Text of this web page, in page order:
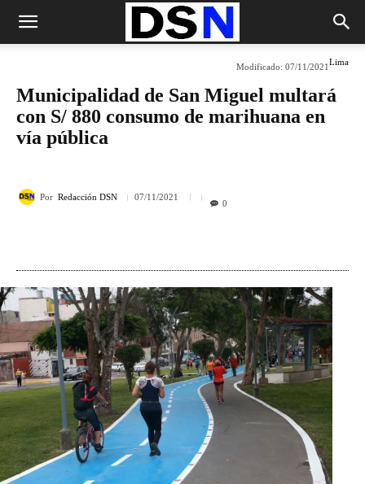
Lima
Modificado: 07/11/2021
Municipalidad de San Miguel multará
con S/ 880 consumo de marihuana en
vía pública
Por Redacción DSN 07/11/2021
0